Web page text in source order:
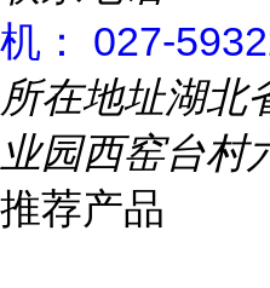
机： 027-
所在地址湖北
业园西窑台村
推荐产品